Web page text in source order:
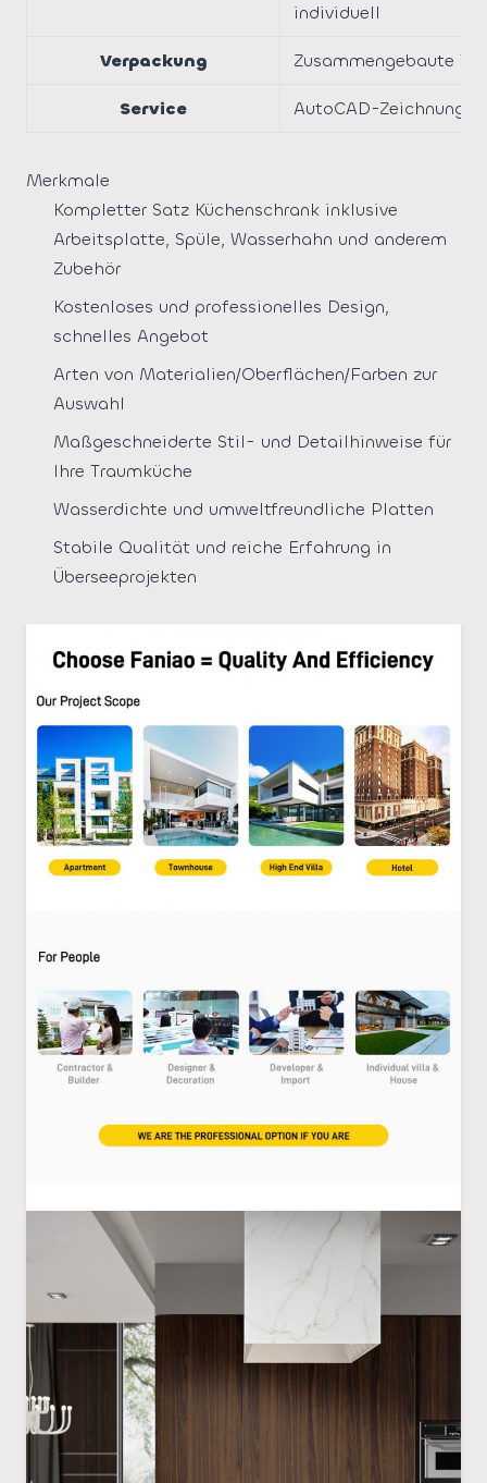
individuell
Verpackung Zusammengebaute
Service AutoCAD-Zeichnung,
Merkmale
Kompletter Satz Küchenschrank inklusive
Arbeitsplatte, Spüle, Wasserhahn und anderem
Zubehör
Kostenloses und professionelles Design,
schnelles Angebot
Arten von Materialien/Oberflächen/Farben zur
Auswahl
Maßgeschneiderte Stil- und Detailhinweise für
Ihre Traumküche
Wasserdichte und umweltfreundliche Platten
Stabile Qualität und reiche Erfahrung in
Überseeprojekten